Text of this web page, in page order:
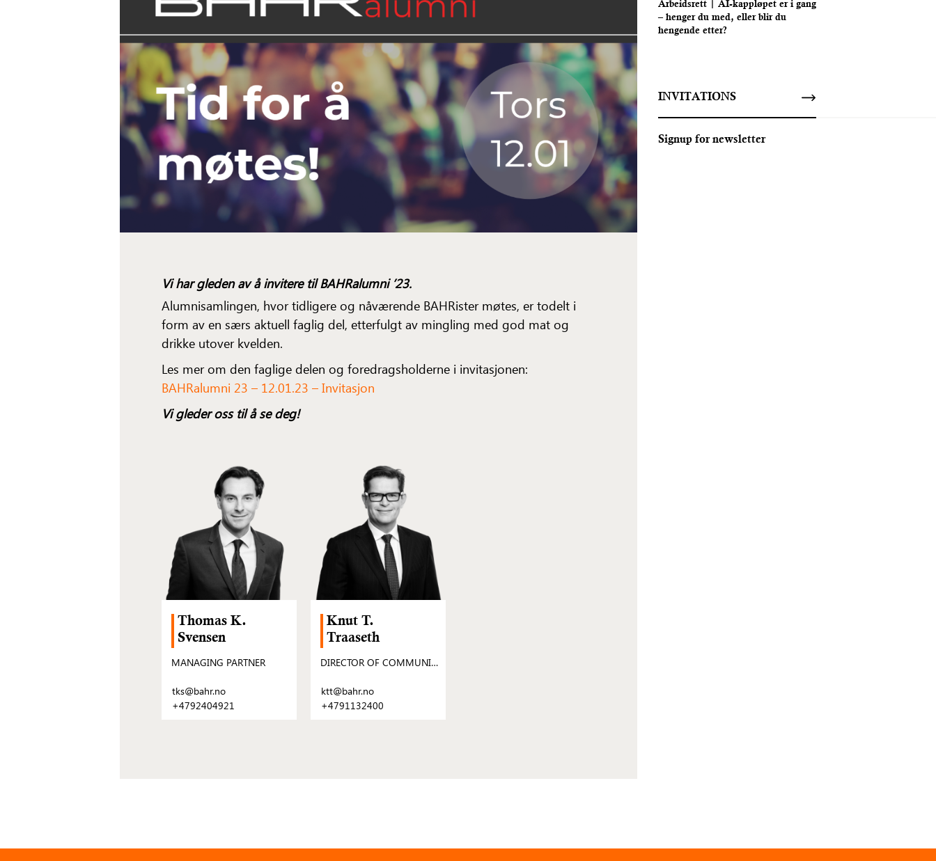
Vi har gleden av å invitere til BAHRalumni ’23.
Alumnisamlingen, hvor tidligere og nåværende BAHRister møtes, er todelt i
form av en særs aktuell faglig del, etterfulgt av mingling med god mat og
drikke utover kvelden.
Les mer om den faglige delen og foredragsholderne i invitasjonen:
BAHRalumni 23 – 12.01.23 – Invitasjon
Vi gleder oss til å se deg!
Thomas K.
Svensen
MANAGING PARTNER
tks@bahr.no
+4792404921
Knut T.
Traaseth
DIRECTOR OF COMMUNICATIONS AND PUBLIC RELATIONS
ktt@bahr.no
+4791132400
Arbeidsrett | AI-kappløpet er i gang
– henger du med, eller blir du
hengende etter?
INVITATIONS
Signup for newsletter